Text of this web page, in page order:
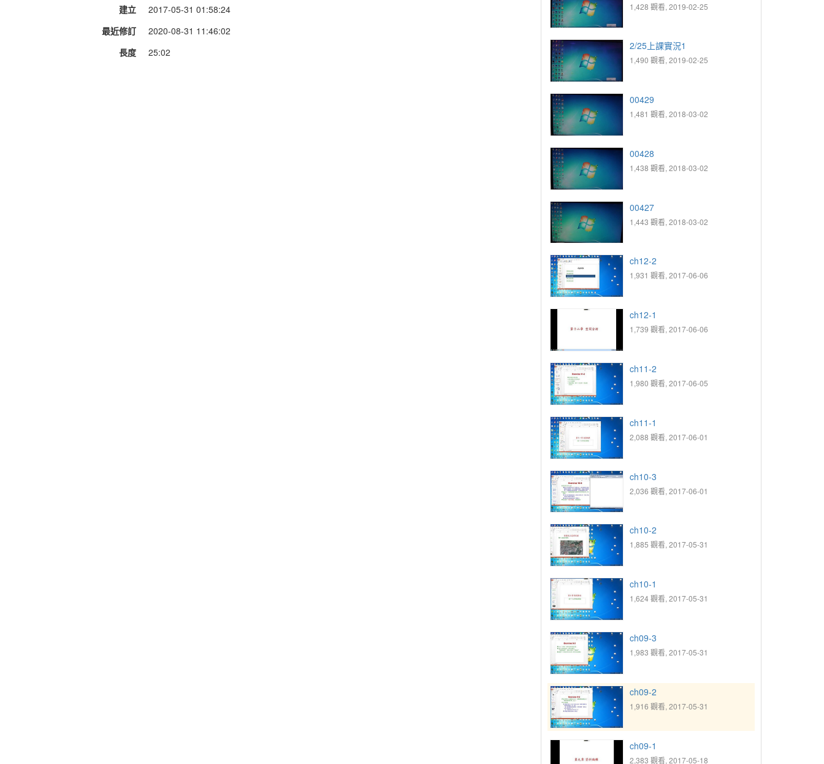
建立
2017-05-31 01:58:24
最近修訂
2020-08-31 11:46:02
長度
25:02
1,428 觀看, 2019-02-25
2/25上課實況1
1,490 觀看, 2019-02-25
00429
1,481 觀看, 2018-03-02
00428
1,438 觀看, 2018-03-02
00427
1,443 觀看, 2018-03-02
ch12-2
1,931 觀看, 2017-06-06
ch12-1
1,739 觀看, 2017-06-06
ch11-2
1,980 觀看, 2017-06-05
ch11-1
2,088 觀看, 2017-06-01
ch10-3
2,036 觀看, 2017-06-01
ch10-2
1,885 觀看, 2017-05-31
ch10-1
1,624 觀看, 2017-05-31
ch09-3
1,983 觀看, 2017-05-31
ch09-2
1,916 觀看, 2017-05-31
ch09-1
2,383 觀看, 2017-05-18